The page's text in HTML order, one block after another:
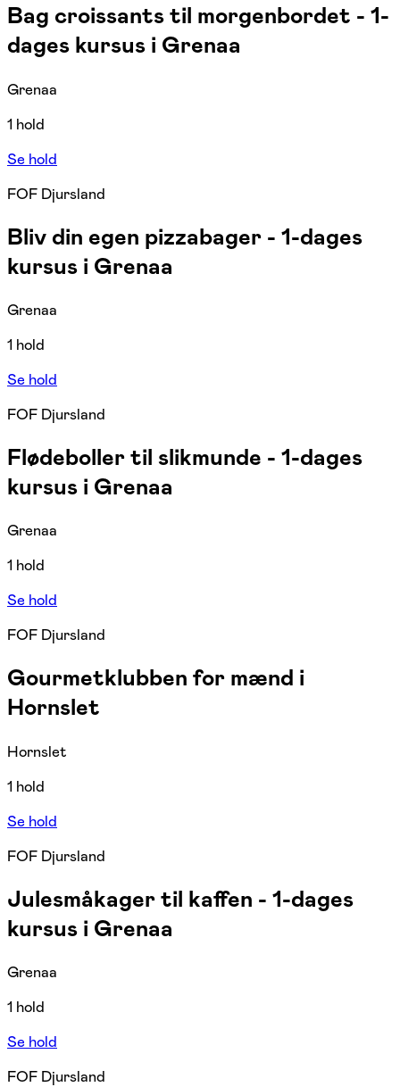
Bag croissants til morgenbordet - 1-
dages kursus i Grenaa
Grenaa
1 hold
Se hold
FOF Djursland
Bliv din egen pizzabager - 1-dages
kursus i Grenaa
Grenaa
1 hold
Se hold
FOF Djursland
Flødeboller til slikmunde - 1-dages
kursus i Grenaa
Grenaa
1 hold
Se hold
FOF Djursland
Gourmetklubben for mænd i
Hornslet
Hornslet
1 hold
Se hold
FOF Djursland
Julesmåkager til kaffen - 1-dages
kursus i Grenaa
Grenaa
1 hold
Se hold
FOF Djursland